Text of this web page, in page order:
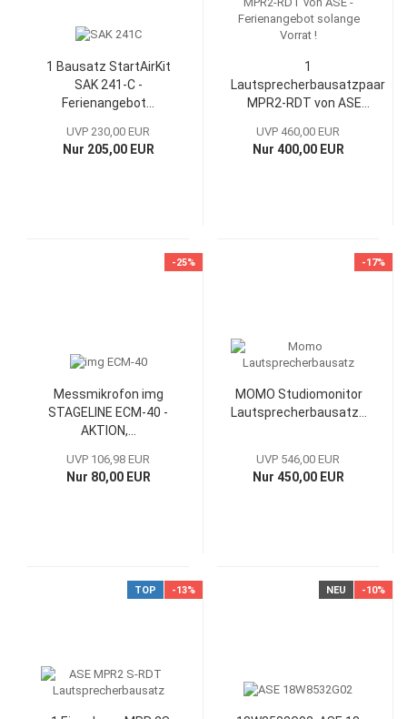
1 Bausatz StartAirKit
SAK 241-C -
Ferienangebot...
UVP 230,00 EUR
Nur 205,00 EUR
1
Lautsprecherbausatzpaar
MPR2-RDT von ASE...
UVP 460,00 EUR
Nur 400,00 EUR
-25%
Messmikrofon img
STAGELINE ECM-40 -
AKTION,...
UVP 106,98 EUR
Nur 80,00 EUR
-17%
MOMO Studiomonitor
Lautsprecherbausatz...
UVP 546,00 EUR
Nur 450,00 EUR
TOP -13% NEU -10%